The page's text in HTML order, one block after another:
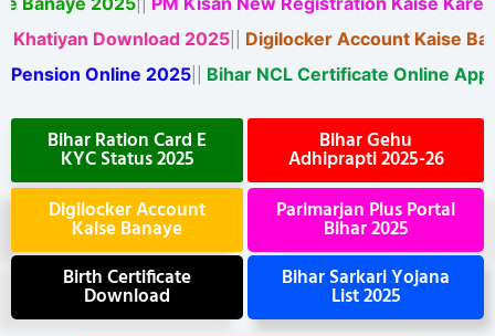
c
h
Download 2025||Digilocker Account Kaise Banaye
Online 2025||Bihar NCL Certificate Online Apply
Bihar Ration Card E
KYC Status 2025
Bihar Gehu
Adhiprapti 2025-26
Digilocker Account
Kaise Banaye
Parimarjan Plus Portal
Bihar 2025
Birth Certificate
Download
Bihar Sarkari Yojana
List 2025